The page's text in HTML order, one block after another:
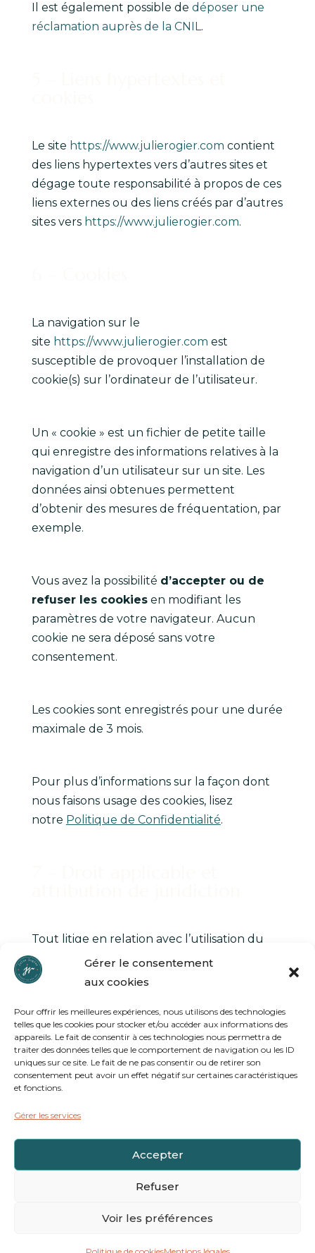
Gérer le consentement
aux cookies
Pour offrir les meilleures expériences, nous utilisons des technologies
telles que les cookies pour stocker et/ou accéder aux informations des
appareils. Le fait de consentir à ces technologies nous permettra de
traiter des données telles que le comportement de navigation ou les ID
uniques sur ce site. Le fait de ne pas consentir ou de retirer son
consentement peut avoir un effet négatif sur certaines caractéristiques
et fonctions.
Gérer les services
Accepter
Refuser
Voir les préférences
Il est également possible de déposer une
réclamation auprès de la CNIL.
Le site https://www.julierogier.com contient
des liens hypertextes vers d’autres sites et
dégage toute responsabilité à propos de ces
liens externes ou des liens créés par d’autres
sites vers https://www.julierogier.com.
La navigation sur le
site https://www.julierogier.com est
susceptible de provoquer l’installation de
cookie(s) sur l’ordinateur de l’utilisateur.
Un « cookie » est un fichier de petite taille
qui enregistre des informations relatives à la
navigation d’un utilisateur sur un site. Les
données ainsi obtenues permettent
d’obtenir des mesures de fréquentation, par
exemple.
Vous avez la possibilité d’accepter ou de
refuser les cookiesen modifiant les
paramètres de votre navigateur. Aucun
cookie ne sera déposé sans votre
consentement.
Les cookies sont enregistrés pour une durée
maximale de 3 mois.
Pour plus d’informations sur la façon dont
nous faisons usage des cookies, lisez
notre Politique de Confidentialité.
Tout litige en relation avec l’utilisation du
site
https://www.julierogier.comest soumis
au droit français. En dehors des cas où la loi
exclusive de juridiction aux tribunaux
compétents deBordeaux.
Politique de cookies (UE)
Conseils SEO pour professionnels de la
santé